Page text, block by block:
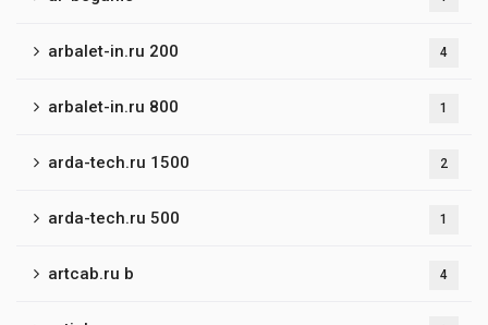
arbalet-in.ru 200 4
arbalet-in.ru 800 1
arda-tech.ru 1500 2
arda-tech.ru 500 1
artcab.ru b 4